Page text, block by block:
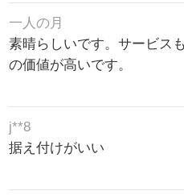
一人の月
素晴らしいです。サービス
の価値が高いです。
j**8
据え付けがいい